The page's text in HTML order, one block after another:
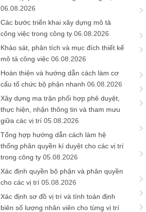
06.08.2026
Các bước triển khai xây dựng mô tả
công việc trong công ty 06.08.2026
Khảo sát, phân tích và mục đích thiết kế
mô tả công việc 06.08.2026
Hoàn thiện và hướng dẫn cách làm cơ
cấu tổ chức bộ phận nhanh 06.08.2026
Xây dựng ma trận phối hợp phê duyệt,
thực hiện, nhận thông tin và tham mưu
giữa các vị trí 05.08.2026
Tổng hợp hướng dẫn cách làm hệ
thống phân quyền kí duyệt cho các vị trí
trong công ty 05.08.2026
Xác định quyền bộ phận và phân quyền
cho các vị trí 05.08.2026
Xác định sơ đồ vị trí và tính toán định
biên số lượng nhân viên cho từng vị trí